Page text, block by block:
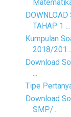
TAHAP 1 ...
Kumpulan
2018/201...
Download
...
Tipe
Download
SMP/...